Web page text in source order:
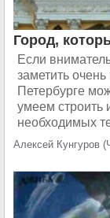
Город,
Если
заметить
Петербурге
умеем строить
необходимых
Алексей Кунгуров